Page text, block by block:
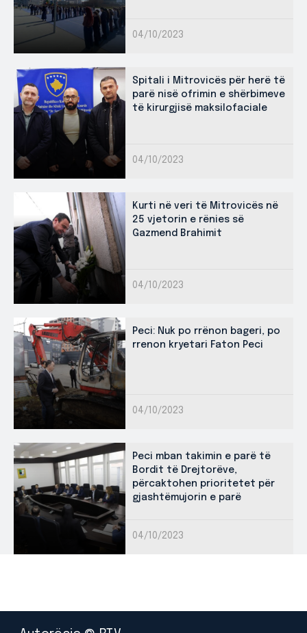
04/10/2023
Spitali i Mitrovicës për herë të
parë nisë ofrimin e shërbimeve
të kirurgjisë maksilofaciale
04/10/2023
Kurti në veri të Mitrovicës në
25 vjetorin e rënies së
Gazmend Brahimit
04/10/2023
Peci: Nuk po rrënon bageri, po
rrenon kryetari Faton Peci
04/10/2023
Peci mban takimin e parë të
Bordit të Drejtorëve,
përcaktohen prioritetet për
gjashtëmujorin e parë
04/10/2023